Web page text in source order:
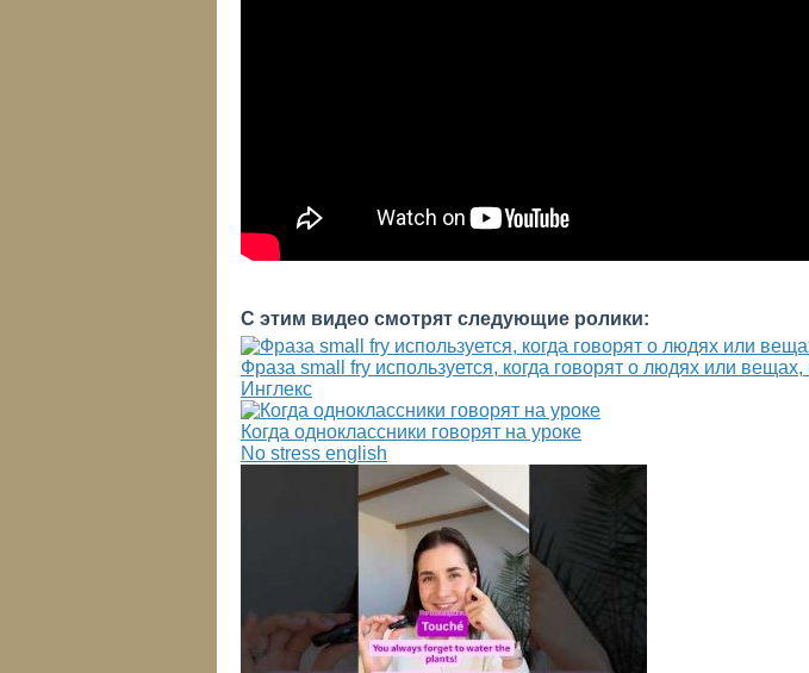
С этим видео смотрят следующие ролики:
Фраза small fry используется, когда говорят о людях или
Инглекс
Когда одноклассники говорят на уроке
No stress english